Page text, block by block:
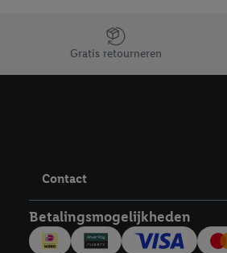
Jouw voordelen bij ons als Lidl
Gratis retourneren
Contact
Betalingsmogelijkheden